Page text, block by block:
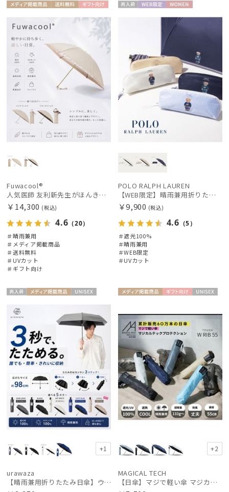
載商品
料
向け
Fuwacool®
人気医師 友利新先生がほんきで作った”絶対に忘れない誰でも日傘” 55【晴雨兼用折りたたみ日傘】フワクール® (Fuwacool®) 雨の日OK 軽量 遮光100% UV100%
￥14,300 (税込)
4.6 （20）
＃晴雨兼用
＃メディア掲載商品
＃送料無料
＃UVカット
＃ギフト向け
POLO RALPH LAUREN
【WEB限定】晴雨兼用折りたたみ日傘 ポロ ラルフ ローレン（POLO RALPH LAUREN）ワンポイントベア 遮光100 UV100
￥9,900 (税込)
4.6 （5）
＃遮光100%
＃晴雨兼用
＃WEB限定
＃UVカット
荷
X
+1
urawaza
【晴雨兼用折りたたみ日傘】ウラワザ（urawaza）無地 55㎝ 晴雨兼用 遮光100% UV100% 自動開閉 ワンタッチ
+2
MAGICAL TECH
【日傘】マジで軽い傘 マジカルテックプロテクション（MAGICAL TECH PROTECTION）Tough W rib55cm 耐風 軽量 遮光100